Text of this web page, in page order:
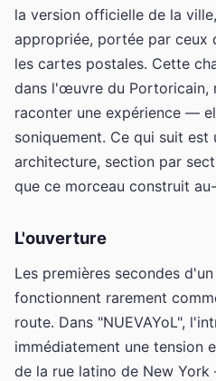
la version officielle de la
appropriée, portée par ceux
les cartes postales. Cette
dans l'œuvre du Portoricain,
raconter une expérience —
soniquement. Ce qui suit est
architecture, section par
que ce morceau construit
L'ouverture
Les premières secondes
fonctionnent rarement
route. Dans "NUEVAYoL",
immédiatement une tension
de la rue latino de New